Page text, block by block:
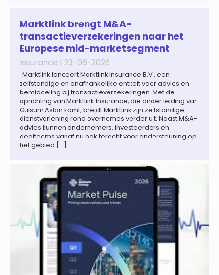
wereldwijd naar verwachting afnemen tot 1,3% in reële
termen in […]
Marktlink brengt M&A-
transactieverzekeringen naar het
Europese mid-marketsegment
Insurance | 23-06-2026
Marktlink lanceert Marktlink Insurance B.V., een
zelfstandige en onafhankelijke entiteit voor advies en
bemiddeling bij transactieverzekeringen. Met de
oprichting van Marktlink Insurance, die onder leiding van
Gülsüm Aslan komt, breidt Marktlink zijn zelfstandige
dienstverlening rond overnames verder uit. Naast M&A-
advies kunnen ondernemers, investeerders en
dealteams vanaf nu ook terecht voor ondersteuning op
het gebied […]